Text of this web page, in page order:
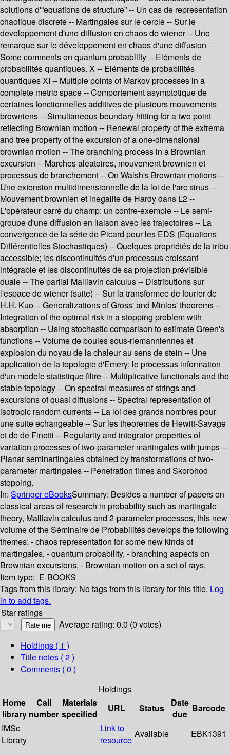
solutions d'“equations de structure” -- Un cas de representation
chaotique discrete -- Martingales sur le cercle -- Sur le
developpement d'une diffusion en chaos de wiener -- Une
remarque sur le développement en chaos d'une diffusion --
Some comments on quantum probability -- Eléments de
probabilités quantiques. X -- Eléments de probabilités
quantiques XI -- Multiple points of Markov processes in a
complete metric space -- Comportement asymptotique de
certaines fonctionnelles additives de plusieurs mouvements
browniens -- Simultaneous boundary hitting for a two point
reflecting Brownian motion -- Renewal property of the extrema
and tree property of the excursion of a one-dimensional
brownian motion -- The branching process in a Brownian
excursion -- Marches aleatoires, mouvement brownien et
processus de branchement -- On Walsh's Brownian motions --
Une extension multidimensionnelle de la loi de l'arc sinus --
Mouvement brownien et inegalite de Hardy dans L2 --
L'opérateur carré du champ: un contre-exemple -- Le semi-
groupe d'une diffusion en liaison avec les trajectoires -- La
convergence de la série de Picard pour les EDS (Equations
Différentielles Stochastiques) -- Quelques propriétés de la tribu
accessible; les discontinuités d'un processus croissant
intégrable et les discontinuités de sa projection prévisible
duale -- The partial Malliavin calculus -- Distributions sur
l'espace de wiener (suite) -- Sur la transformee de fourier de
H.H. Kuo -- Generalizations of Gross' and Minlos' theorems --
Integration of the optimal risk in a stopping problem with
absorption -- Using stochastic comparison to estimate Green's
functions -- Volume de boules sous-riemanniennes et
explosion du noyau de la chaleur au sens de stein -- Une
application de la topologie d'Emery: le processus information
d'un modele statistique filtre -- Multiplicative functionals and the
stable topology -- On spectral measures of strings and
excursions of quasi diffusions -- Spectral representation of
isotropic random currents -- La loi des grands nombres pour
une suite echangeable -- Sur les theoremes de Hewitt-Savage
et de de Finetti -- Regularity and integrator properties of
variation processes of two-parameter martingales with jumps --
Planar seminartingales obtained by transformations of two-
parameter martingales -- Penetration times and Skorohod
stopping.
In: Springer eBooksSummary: Besides a number of papers on
classical areas of research in probability such as martingale
theory, Malliavin calculus and 2-parameter processes, this new
volume of the Séminaire de Probabilités develops the following
themes: - chaos representation for some new kinds of
martingales, - quantum probability, - branching aspects on
Brownian excursions, - Brownian motion on a set of rays.
Item type: E-BOOKS
Tags from this library: No tags from this library for this title. Log
in to add tags.
Star ratings
Average rating: 0.0 (0 votes)
Holdings ( 1 )
Title notes ( 2 )
Comments ( 0 )
Holdings
Home
library
Call
number
Materials
specified
URL Status
Date
due
Barcode
IMSc
Library
Link to
resource
Available EBK1391